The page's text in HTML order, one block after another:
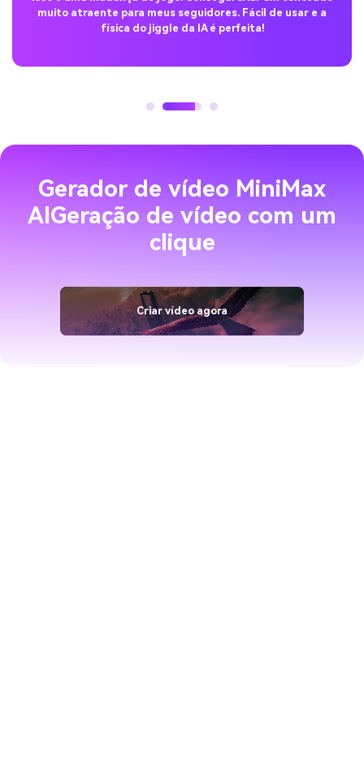
muito atraente para meus seguidores. Fácil de usar e a
física do jiggle da IA é perfeita!
Gerador de vídeo MiniMax
AIGeração de vídeo com um
clique
Criar vídeo agora